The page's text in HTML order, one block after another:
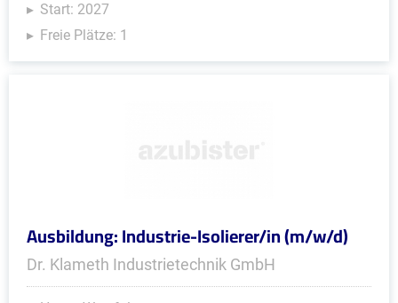
Start: 2027
Freie Plätze: 1
Ausbildung: Industrie-Isolierer/in (m/w/d)
Dr. Klameth Industrietechnik GmbH